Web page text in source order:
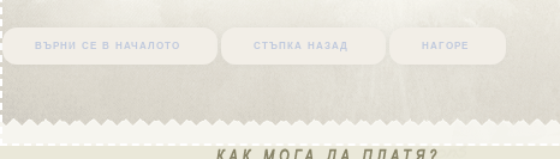
върни се в началото стъпка назад нагоре